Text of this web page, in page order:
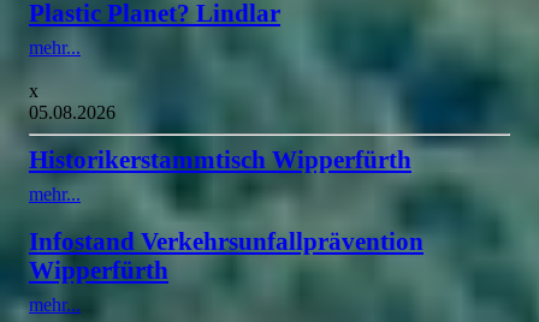
Plastic Planet? Lindlar
mehr...
x
05.08.2026
Historikerstammtisch Wipperfürth
mehr...
Infostand Verkehrsunfallprävention
Wipperfürth
mehr...